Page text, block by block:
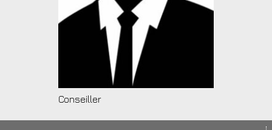
Conseiller